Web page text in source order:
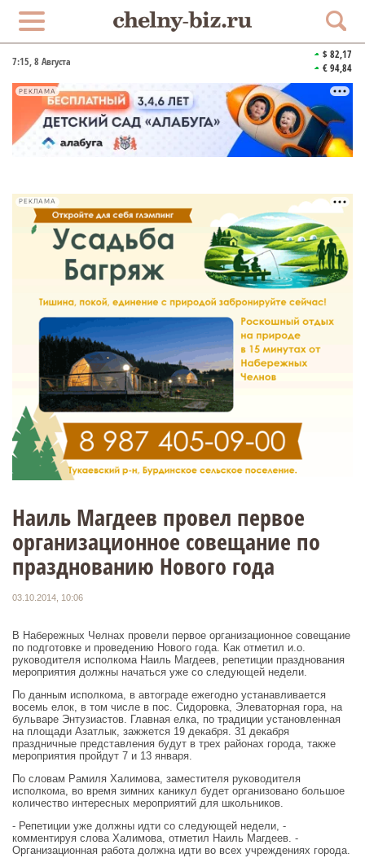
7:15, 8 Августа
$ 82,17
€ 94,84
РЕКЛАМА
РЕКЛАМА
Наиль Магдеев провел первое
организационное совещание по
празднованию Нового года
03.10.2014, 10:06
В Набережных Челнах провели первое организационное совещание
по подготовке и проведению Нового года. Как отметил и.о.
руководителя исполкома Наиль Магдеев, репетиции празднования
мероприятия должны начаться уже со следующей недели.
По данным исполкома, в автограде ежегодно устанавливается
восемь елок, в том числе в пос. Сидоровка, Элеваторная гора, на
бульваре Энтузиастов. Главная елка, по традиции установленная
на площади Азатлык, зажжется 19 декабря. 31 декабря
праздничные представления будут в трех районах города, также
мероприятия пройдут 7 и 13 января.
По словам Рамиля Халимова, заместителя руководителя
исполкома, во время зимних каникул будет организовано большое
количество интересных мероприятий для школьников.
- Репетиции уже должны идти со следующей недели, -
комментируя слова Халимова, отметил Наиль Магдеев. -
Организационная работа должна идти во всех учреждениях города.